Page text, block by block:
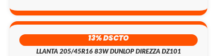
13% DSCTO
LLANTA 205/45R16 83W DUNLOP DIREZZA DZ101